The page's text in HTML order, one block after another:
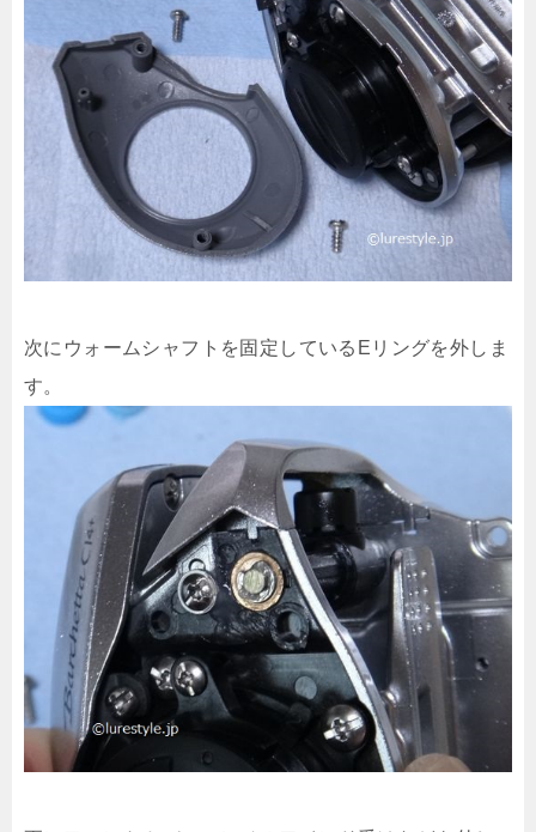
次にウォームシャフトを固定しているEリングを外しま
す。